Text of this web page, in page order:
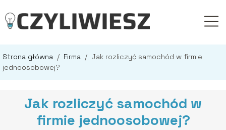
Strona główna / Firma / Jak rozliczyć samochód w firmie
jednoosobowej?
Jak rozliczyć samochód w
firmie jednoosobowej?